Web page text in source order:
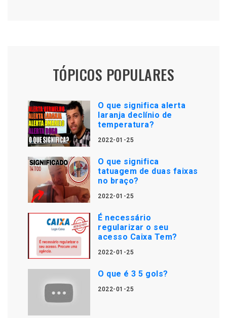
TÓPICOS POPULARES
O que significa alerta
laranja declínio de
temperatura?
2022-01-25
O que significa
tatuagem de duas faixas
no braço?
2022-01-25
É necessário
regularizar o seu
acesso Caixa Tem?
2022-01-25
O que é 3 5 gols?
2022-01-25